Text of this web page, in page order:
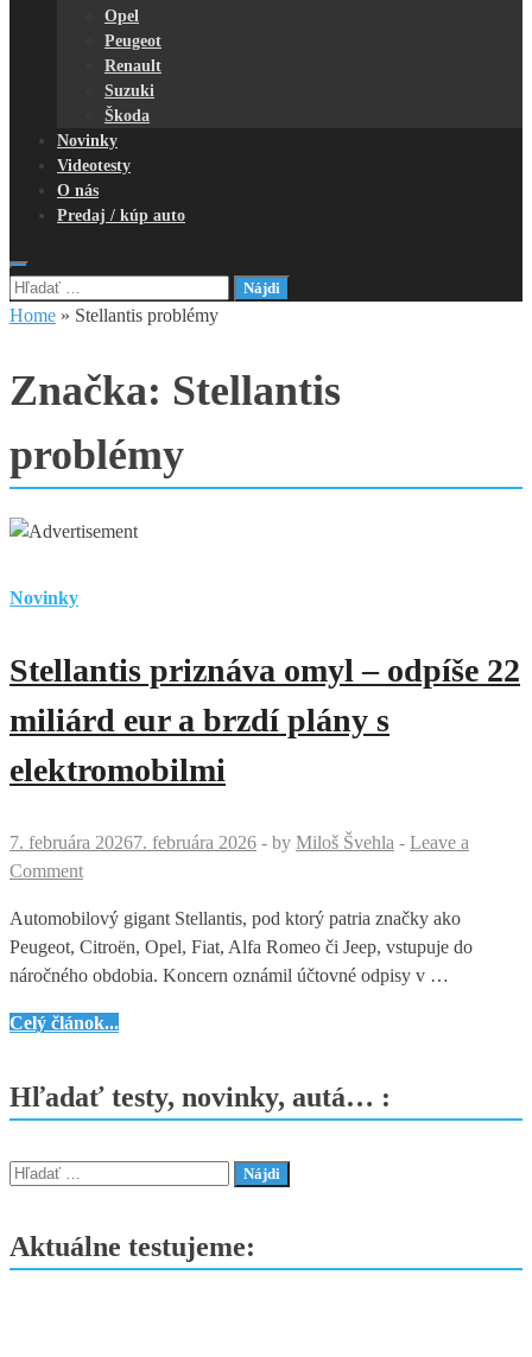
Opel
Peugeot
Renault
Suzuki
Škoda
Novinky
Videotesty
O nás
Predaj / kúp auto
Hľadať:
Home » Stellantis problémy
Značka: Stellantis
problémy
Novinky
Stellantis priznáva omyl – odpíše 22
miliárd eur a brzdí plány s
elektromobilmi
7. februára 20267. februára 2026 - by Miloš Švehla - Leave a
Comment
Automobilový gigant Stellantis, pod ktorý patria značky ako
Peugeot, Citroën, Opel, Fiat, Alfa Romeo či Jeep, vstupuje do
náročného obdobia. Koncern oznámil účtovné odpisy v …
Stellantis
–
22
miliárd
a
Celý článok...
Hľadať testy, novinky, autá… :
Hľadať:
Aktuálne testujeme: